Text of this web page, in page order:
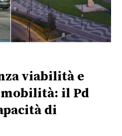
viabilità e
il Pd
di